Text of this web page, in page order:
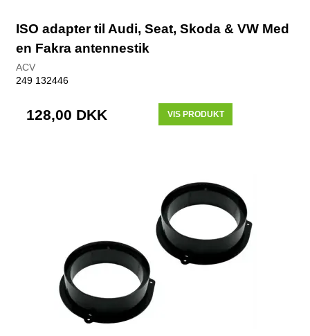
ISO adapter til Audi, Seat, Skoda & VW Med
en Fakra antennestik
ACV
249 132446
128,00 DKK VIS PRODUKT